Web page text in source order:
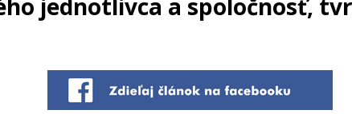
jednotlivca a spoločnosť,